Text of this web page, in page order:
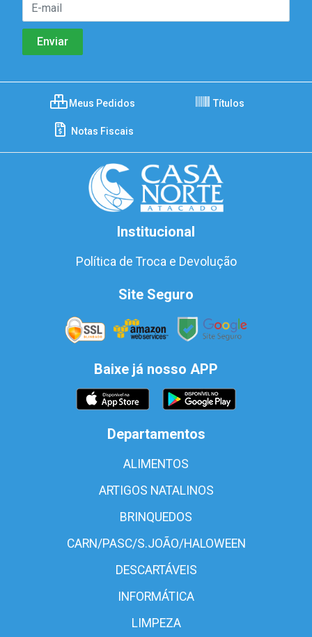
Meus Pedidos Títulos
Notas Fiscais
Institucional
Política de Troca e Devolução
Site Seguro
Baixe já nosso APP
Departamentos
ALIMENTOS
ARTIGOS NATALINOS
BRINQUEDOS
CARN/PASC/S.JOÃO/HALOWEEN
DESCARTÁVEIS
INFORMÁTICA
LIMPEZA